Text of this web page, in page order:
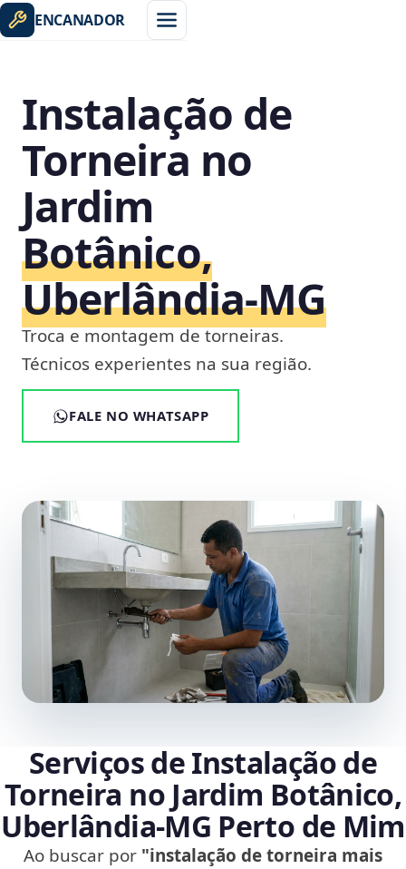
ENCANADOR
Instalação de
Torneira no
Jardim
Botânico,
Uberlândia‑MG
Troca e montagem de torneiras.
Técnicos experientes na sua região.
FALE NO WHATSAPP
Serviços de Instalação de
Torneira no Jardim Botânico,
Uberlândia‑MG Perto de Mim
Ao buscar por "instalação de torneira mais